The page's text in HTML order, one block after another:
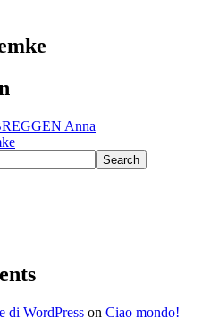
Anna
di WordPress on Ciao mondo!